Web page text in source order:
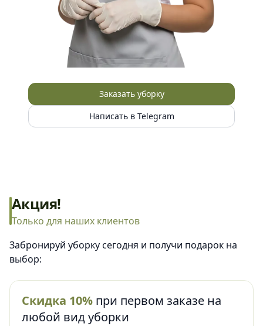
Заказать уборку
Написать в Telegram
Акция!
Только для наших клиентов
Забронируй уборку сегодня и получи подарок на
выбор:
Скидка 10% при первом заказе на
любой вид уборки